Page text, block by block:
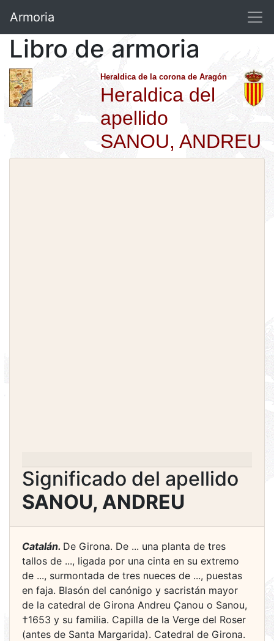
Armoria
Libro de armoria
Heraldica de la corona de Aragón
Heraldica del
apellido
SANOU, ANDREU
Significado del apellido
SANOU, ANDREU
Catalán. De Girona. De ... una planta de tres
tallos de ..., ligada por una cinta en su extremo
de ..., surmontada de tres nueces de ..., puestas
en faja. Blasón del canónigo y sacristán mayor
de la catedral de Girona Andreu Çanou o Sanou,
†1653 y su familia. Capilla de la Verge del Roser
(antes de Santa Margarida). Catedral de Girona.